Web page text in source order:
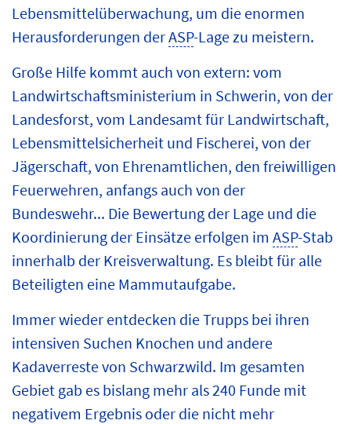
Lebensmittelüberwachung, um die enormen
Herausforderungen derASP-Lage zu meistern.
Große Hilfe kommt auch von extern: vom
Landwirtschaftsministerium in Schwerin, von der
Landesforst, vom Landesamt für Landwirtschaft,
Lebensmittelsicherheit und Fischerei, von der
Jägerschaft, von Ehrenamtlichen, den freiwilligen
Feuerwehren, anfangs auch von der
Bundeswehr... Die Bewertung der Lage und die
Koordinierung der Einsätze erfolgen im ASP-Stab
innerhalb der Kreisverwaltung. Es bleibt für alle
Beteiligten eine Mammutaufgabe.
Immer wieder entdecken die Trupps bei ihren
intensiven Suchen Knochen und andere
Kadaverreste von Schwarzwild. Im gesamten
Gebiet gab es bislang mehr als 240 Funde mit
negativem Ergebnis oder die nicht mehr